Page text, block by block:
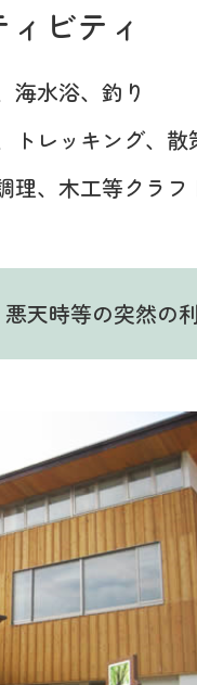
ビティ
海水浴、釣り
トレッキング、散
理、木工等クラフ
天時等の突然の利